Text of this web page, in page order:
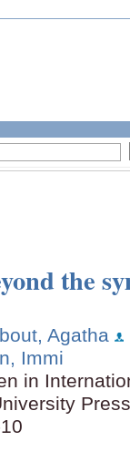
the
Agatha
Immi
in